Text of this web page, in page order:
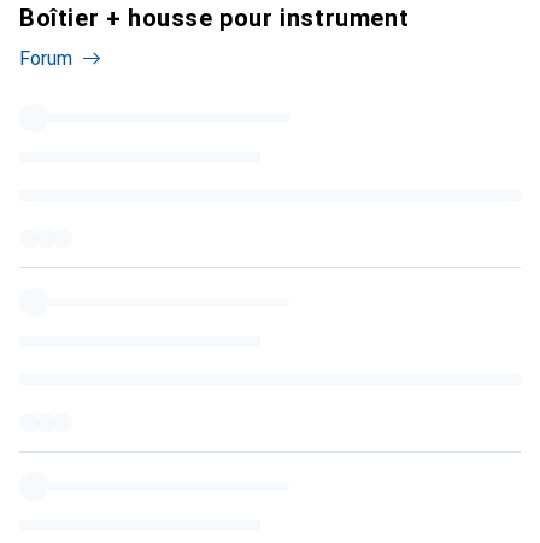
Boîtier + housse pour instrument
Forum